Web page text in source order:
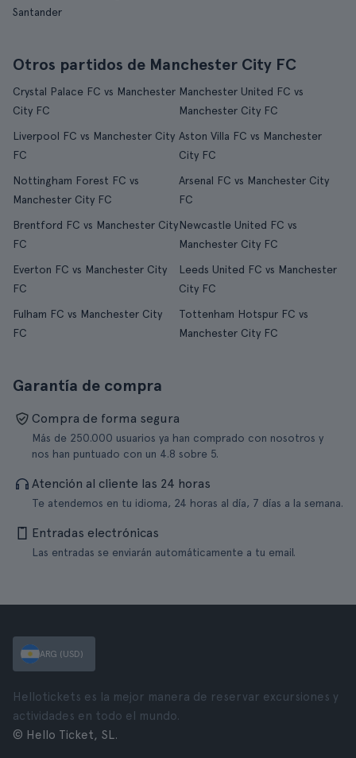
Santander
Otros partidos de Manchester City FC
Crystal Palace FC vs Manchester
City FC
Manchester United FC vs
Manchester City FC
Liverpool FC vs Manchester City
FC
Aston Villa FC vs Manchester
City FC
Nottingham Forest FC vs
Manchester City FC
Arsenal FC vs Manchester City
FC
Brentford FC vs Manchester City
FC
Newcastle United FC vs
Manchester City FC
Everton FC vs Manchester City
FC
Leeds United FC vs Manchester
City FC
Fulham FC vs Manchester City
FC
Tottenham Hotspur FC vs
Manchester City FC
Garantía de compra
Compra de forma segura
Más de 250.000 usuarios ya han comprado con nosotros y
nos han puntuado con un 4.8 sobre 5.
Atención al cliente las 24 horas
Te atendemos en tu idioma, 24 horas al día, 7 días a la semana.
Entradas electrónicas
Las entradas se enviarán automáticamente a tu email.
ARG (USD)
Hellotickets es la mejor manera de reservar excursiones y
actividades en todo el mundo.
© Hello Ticket, SL.